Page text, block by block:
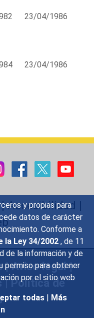
y propias para
datos de carácter
Conforme a
la Ley 34/2002 , de 11
de la información y de
permiso para obtener
por el sitio web
todas | Más
23/04/1986
23/04/1986
Accesibilidad |
|Aviso legal|
|Política de